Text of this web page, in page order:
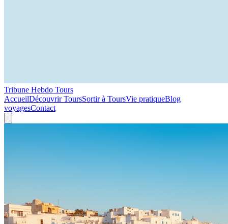
Tribune Hebdo Tours
AccueilDécouvrir ToursSortir à ToursVie pratiqueBlog
voyagesContact